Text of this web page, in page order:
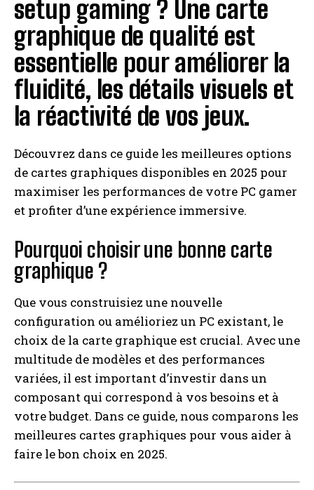
setup gaming ? Une carte
graphique de qualité est
essentielle pour améliorer la
fluidité, les détails visuels et
la réactivité de vos jeux.
Découvrez dans ce guide les meilleures options
de cartes graphiques disponibles en 2025 pour
maximiser les performances de votre PC gamer
et profiter d’une expérience immersive.
Pourquoi choisir une bonne carte
graphique ?
Que vous construisiez une nouvelle
configuration ou amélioriez un PC existant, le
choix de la carte graphique est crucial. Avec une
multitude de modèles et des performances
variées, il est important d’investir dans un
composant qui correspond à vos besoins et à
votre budget. Dans ce guide, nous comparons les
meilleures cartes graphiques pour vous aider à
faire le bon choix en 2025.